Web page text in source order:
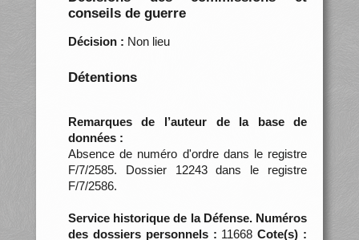
conseils de guerre
Décision : Non lieu
Détentions
Remarques de l’auteur de la base de
données :
Absence de numéro d'ordre dans le registre
F/7/2585. Dossier 12243 dans le registre
F/7/2586.
Service historique de la Défense. Numéros
des dossiers personnels : 11668Cote(s) :